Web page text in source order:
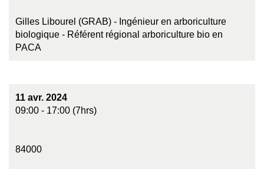
Gilles Libourel (GRAB) - Ingénieur en arboriculture
biologique - Référent régional arboriculture bio en
PACA
11 avr. 2024
09:00 - 17:00 (7hrs)
84000